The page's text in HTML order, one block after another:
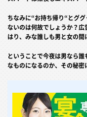
ちなみに“お持ち帰り“とグ
ないのは何故でしょうか？
はり、みな誰しも男と女の間
ということで今夜は男なら
なものになるのか、その秘密